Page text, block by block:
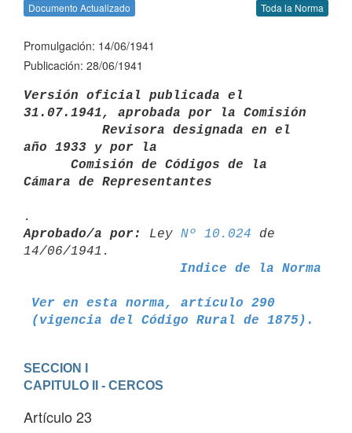
Documento Actualizado Toda la Norma
Promulgación: 14/06/1941
Publicación: 28/06/1941
Versión oficial publicada el
31.07.1941, aprobada por la Comisión
año 1933 y por la
Cámara de Representantes
Aprobado/a por:
Ley Nº 10.024 de
Indice de la Norma
Ver en esta norma, artículo 290
(vigencia del Código Rural de 1875).
SECCION I
CAPITULO II - CERCOS
Artículo 23